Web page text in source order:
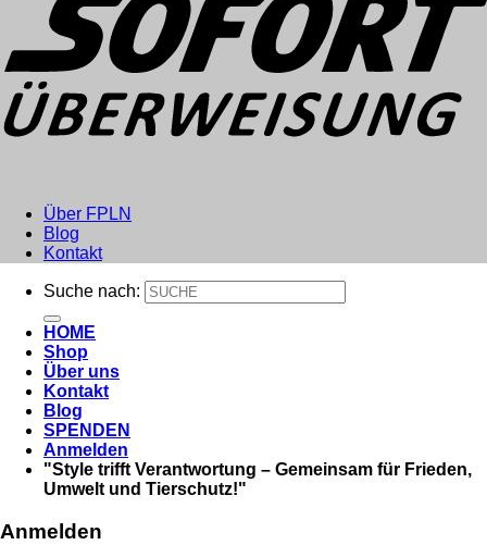
Über FPLN
Blog
Kontakt
Suche nach:
HOME
Shop
Über uns
Kontakt
Blog
SPENDEN
Anmelden
"Style trifft Verantwortung – Gemeinsam für Frieden,
Umwelt und Tierschutz!"
Anmelden